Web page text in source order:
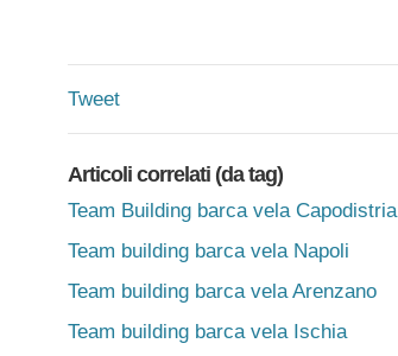
Tweet
Articoli correlati (da tag)
Team Building barca vela Capodistria
Team building barca vela Napoli
Team building barca vela Arenzano
Team building barca vela Ischia